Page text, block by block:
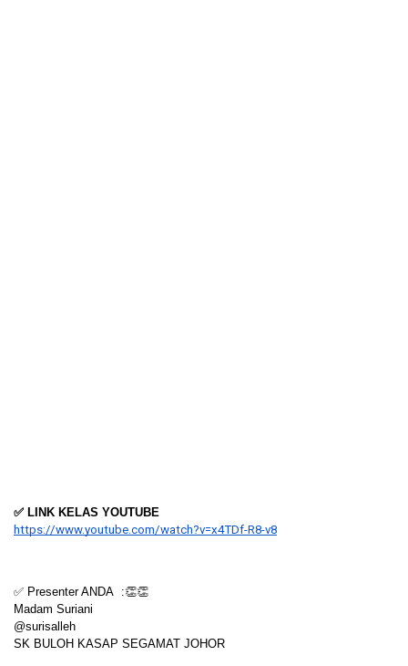
✅ LINK KELAS YOUTUBE
https://www.youtube.com/watch?v=x4TDf-R8-v8
✅ Presenter ANDA  :👏👏
Madam Suriani
@surisalleh
SK BULOH KASAP SEGAMAT JOHOR